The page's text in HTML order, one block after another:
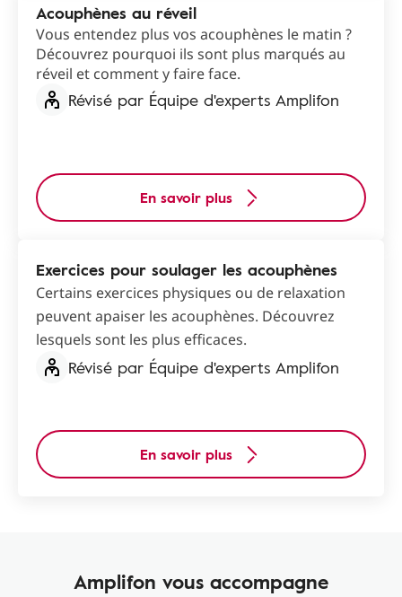
Acouphènes au réveil
Vous entendez plus vos acouphènes le matin ?
Découvrez pourquoi ils sont plus marqués au
réveil et comment y faire face.
Révisé par Équipe d'experts Amplifon
En savoir plus
Exercices pour soulager les acouphènes
Certains exercices physiques ou de relaxation
peuvent apaiser les acouphènes. Découvrez
lesquels sont les plus efficaces.
Révisé par Équipe d'experts Amplifon
En savoir plus
Amplifon vous accompagne